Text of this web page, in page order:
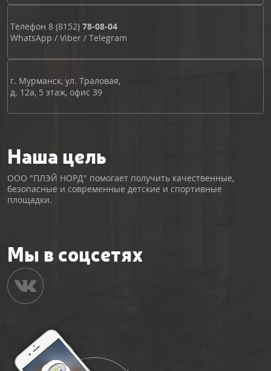
Телефон 8 (8152) 78-08-04
WhatsApp / Viber / Telegram
г. Мурманск, ул. Траловая,
д. 12а, 5 этаж, офис 39
Наша цель
ООО "ПЛЭЙ НОРД" помогает получить качественные,
безопасные и современные детские и спортивные
площадки.
Мы в соцсетях